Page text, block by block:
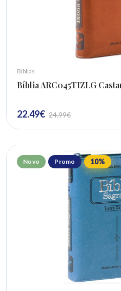
Bíblias
Bíblia ARC045TIZLG
22.49€ 24.99€
Novo Promo 10%